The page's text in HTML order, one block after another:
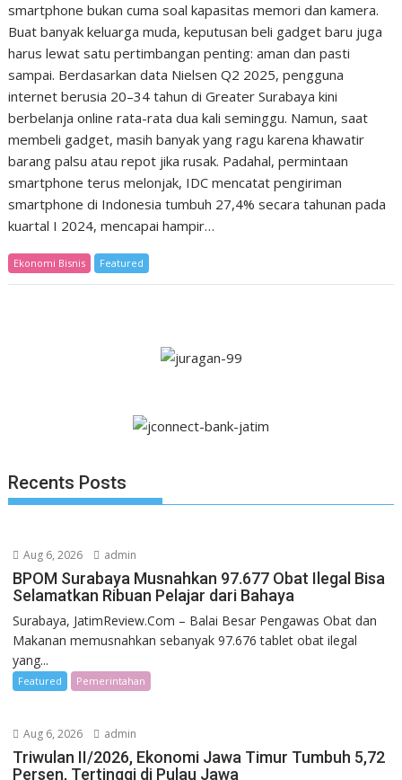
smartphone bukan cuma soal kapasitas memori dan kamera.
Buat banyak keluarga muda, keputusan beli gadget baru juga
harus lewat satu pertimbangan penting: aman dan pasti
sampai. Berdasarkan data Nielsen Q2 2025, pengguna
internet berusia 20–34 tahun di Greater Surabaya kini
berbelanja online rata-rata dua kali seminggu. Namun, saat
membeli gadget, masih banyak yang ragu karena khawatir
barang palsu atau repot jika rusak. Padahal, permintaan
smartphone terus melonjak, IDC mencatat pengiriman
smartphone di Indonesia tumbuh 27,4% secara tahunan pada
kuartal I 2024, mencapai hampir…
Ekonomi Bisnis Featured
Recents Posts
Aug 6, 2026 admin
BPOM Surabaya Musnahkan 97.677 Obat Ilegal Bisa
Selamatkan Ribuan Pelajar dari Bahaya
Surabaya, JatimReview.Com – Balai Besar Pengawas Obat dan
Makanan memusnahkan sebanyak 97.676 tablet obat ilegal
yang...
Featured Pemerintahan
Aug 6, 2026 admin
Triwulan II/2026, Ekonomi Jawa Timur Tumbuh 5,72
Persen, Tertinggi di Pulau Jawa